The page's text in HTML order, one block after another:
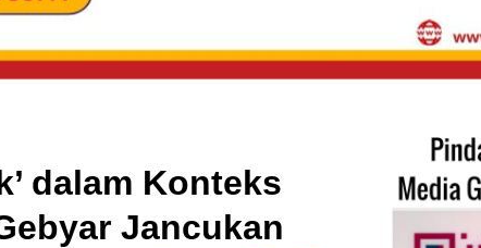
dalam Konteks
Jancukan